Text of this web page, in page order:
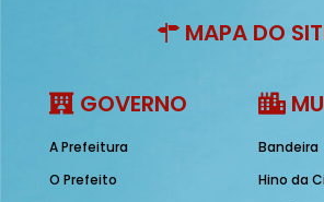
MAPA DO
GOVERNO
A Prefeitura
O Prefeito
Bandeira
Hino da